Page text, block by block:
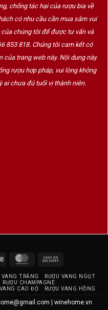
thùng gỗ sồi Pháp
thùng mới)
quá mức để giữ
Montrachet Grand
khiết, sâu đậm và
quýt chín, lê, táo
hợp:hạnh nhân
vani, mật ong rừng
mùiđá ướt, nấm
chống tác hại của rượu bia về
có nhu cầu cần mua sắm vui
chúng tôi để được tư vấn và
853 818. Chúng tôi cam kết có
trang web này. Nội dung này
rượu hợp pháp, vui lòng không
ai chưa đủ tuổi vị thành niên.
Stripe MasterCard
Delivery
VANG TRẮNG
RƯỢU VANG NGỌT
RƯỢU CHAMPAGNE
VANG CAO ĐỘ RƯỢU VANG HỒNG
| winehome.vn